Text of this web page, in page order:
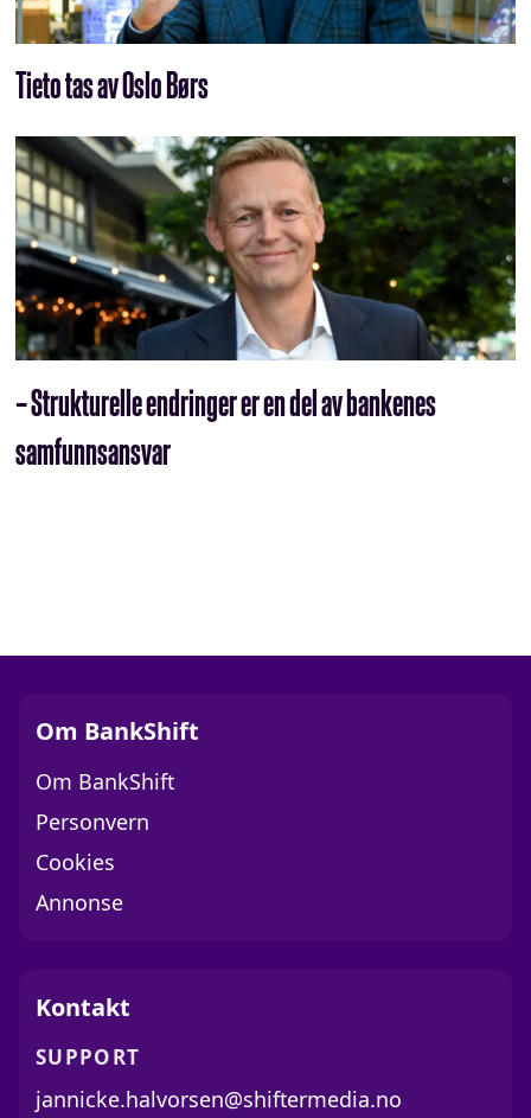
Tieto tas av Oslo Børs
– Strukturelle endringer er en del av bankenes
samfunnsansvar
Om BankShift
Om BankShift
Personvern
Cookies
Annonse
Kontakt
SUPPORT
jannicke.halvorsen@shiftermedia.no